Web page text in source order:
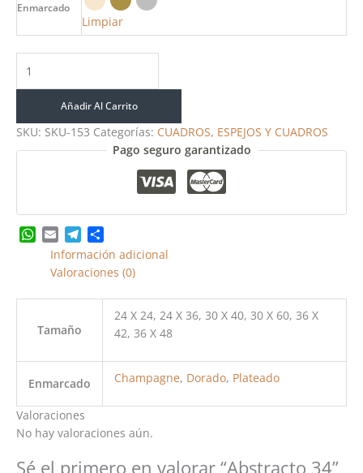
Enmarcado
Limpiar
Añadir Al Carrito
SKU: SKU-153 Categorías: CUADROS, ESPEJOS Y CUADROS
Pago seguro garantizado
WhatsApp
EmailTelegram
Información adicional
Valoraciones (0)
Tamaño
24 X 24, 24 X 36, 30 X 40, 30 X 60, 36 X
42, 36 X 48
Enmarcado Champagne, Dorado, Plateado
Valoraciones
No hay valoraciones aún.
Sé el primero en valorar “Abstracto 34”